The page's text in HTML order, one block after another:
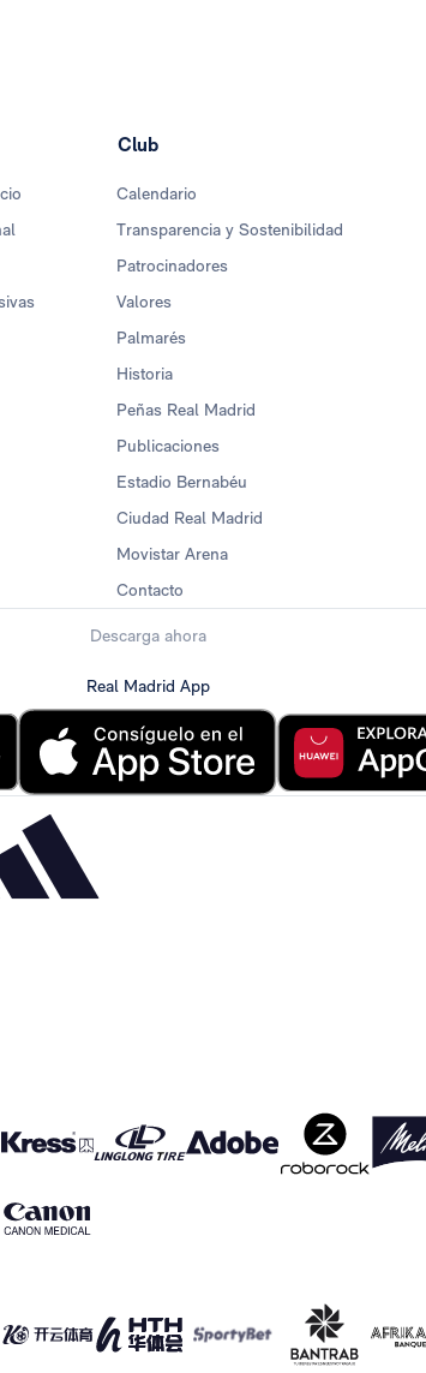
Club
Calendario
Transparencia y Sostenibilidad
Patrocinadores
Valores
Palmarés
Historia
Peñas Real Madrid
Publicaciones
Estadio Bernabéu
Ciudad Real Madrid
Movistar Arena
Contacto
Descarga ahora
Real Madrid App